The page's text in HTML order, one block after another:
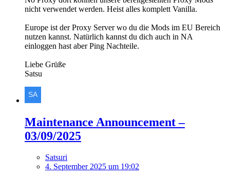
nicht verwendet werden. Heist alles komplett Vanilla.
Europe ist der Proxy Server wo du die Mods im EU Bereich
nutzen kannst. Natürlich kannst du dich auch in NA
einloggen hast aber Ping Nachteile.
Liebe Grüße
Satsu
Maintenance Announcement –
03/09/2025
Satsuri
4. September 2025 um 19:02